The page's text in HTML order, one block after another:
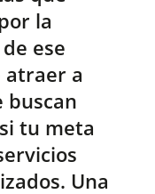
la
ese
atraer a
buscan
tu meta
Una